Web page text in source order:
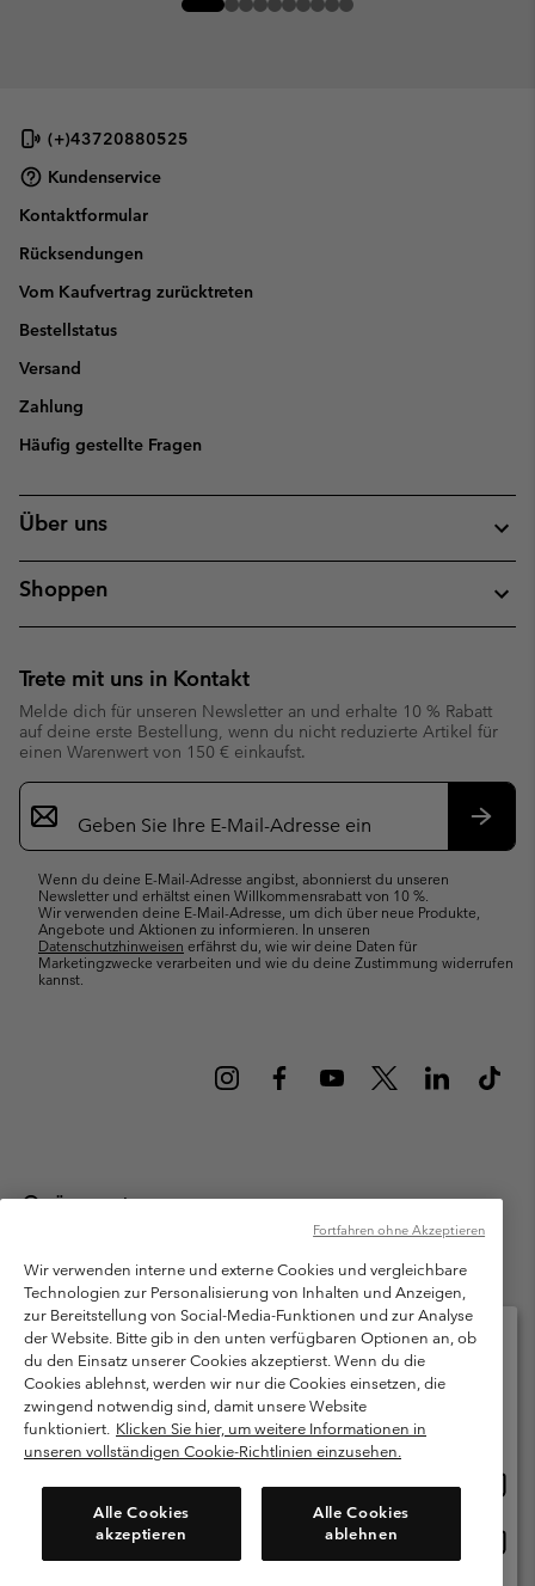
(+)43720880525
Kundenservice
Kontaktformular
Rücksendungen
Vom Kaufvertrag zurücktreten
Bestellstatus
Versand
Zahlung
Häufig gestellte Fragen
Über uns
Shoppen
Trete mit uns in Kontakt
Melde dich für unseren Newsletter an und erhalte 10 % Rabatt
auf deine erste Bestellung, wenn du nicht reduzierte Artikel für
einen Warenwert von 150 € einkaufst.
Newsletter-
Anmeldung
Wenn du deine E-Mail-Adresse angibst, abonnierst du unseren
Newsletter und erhältst einen Willkommensrabatt von 10 %.
Wir verwenden deine E-Mail-Adresse, um dich über neue Produkte,
Angebote und Aktionen zu informieren. In unseren
Datenschutzhinweisen erfährst du, wie wir deine Daten für
Marketingzwecke verarbeiten und wie du deine Zustimmung widerrufen
kannst.
Österreich
Columbia Sportswear Austria GmbH. Moosfeldstraße 1, 5101
Bergheim, Salzburg Österreich. Alle Rechte vorbehalten.
Nutzungsbedingungen
Allgemeine Verkaufsbedingungen
Garantie
Datenschutzerklärung
Bestimmungen und Bedingungen des Mitglieder Programms
Nutzungsbedingungen Für Nutzergenerierte Inhalte
Cookies
Kundenservice: Mo- Fr. 9:00 - 13:00 & 14:00- 18:00 Uhr
(+)43720880525
Wir verwenden interne und externe Cookies und vergleichbare
Technologien zur Personalisierung von Inhalten und Anzeigen,
zur Bereitstellung von Social-Media-Funktionen und zur Analyse
der Website. Bitte gib in den unten verfügbaren Optionen an, ob
du den Einsatz unserer Cookies akzeptierst. Wenn du die
Cookies ablehnst, werden wir nur die Cookies einsetzen, die
zwingend notwendig sind, damit unsere Website
funktioniert. Klicken Sie hier, um weitere Informationen in
unseren vollständigen Cookie-Richtlinien einzusehen.
Alle Cookies
akzeptieren
Alle Cookies
ablehnen
Fortfahren ohne Akzeptieren
Bitte wählen Sie Ihr Lieferland und Ihre Sprache
Online-Einkauf verfügbar
Österreich